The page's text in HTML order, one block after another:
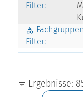
Filter:
Filter:
Ergebnisse: